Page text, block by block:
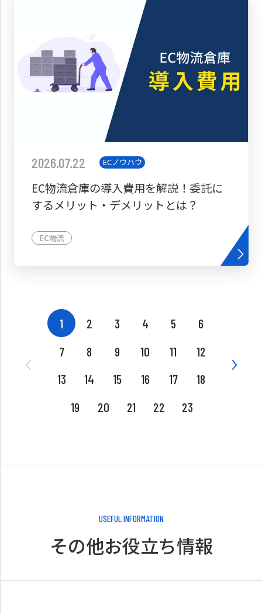
2026.07.22 ECノウハウ
EC物流倉庫の導入費用を解説！委託に
するメリット・デメリットとは？
EC物流
1 2 3 4 5
6
7
8 9 10 11
12
13
14 15 16 17
18
19
20 21 22 23
USEFUL INFORMATION
その他お役立ち情報